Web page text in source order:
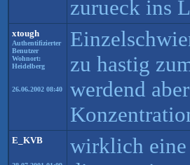
zurueck ins
xtough
Authentifizierter
Benutzer
Wohnort:
Heidelberg
26.06.2002 08:40
zu hastig
werdend
E_KVB
wirklich eine